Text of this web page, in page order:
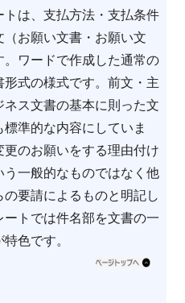
トは、支払方法・支払条件
お願い文書・お願い文
ワードで作成した通常の
式の様式です。前文・主
ス文書の基本に則った文
準的な内容にしていま
のお願いをする理由付け
う一般的なものではなく他
要請によるものと明記し
トでは件名部を文書の一
色です。